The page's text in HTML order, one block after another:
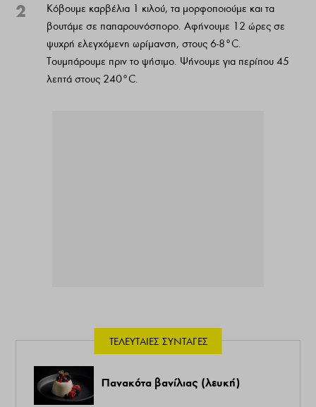
2
Κόβουμε καρβέλια 1 κιλού, τα μορφοποιούμε και τα
βουτάμε σε παπαρουνόσπορο. Αφήνουμε 12 ώρες σε
ψυχρή ελεγχόμενη ωρίμανση, στους 6-8°C.
Τουμπάρουμε πριν το ψήσιμο. Ψήνουμε για περίπου 45
λεπτά στους 240°C.
ΤΕΛΕΥΤΑΊΕΣ ΣΥΝΤΑΓΈΣ
Πανακότα βανίλιας (λευκή)